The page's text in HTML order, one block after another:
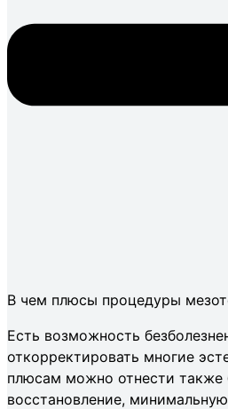
В чем плюсы процедуры
Есть возможность
откорректировать многие
плюсам можно отнести также
восстановление,